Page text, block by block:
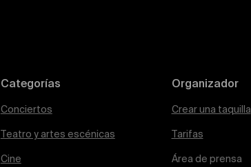
Categorías
Conciertos
Teatro y artes escénicas
Cine
Organizador
Crear una taquilla
Tarifas
Área de prensa